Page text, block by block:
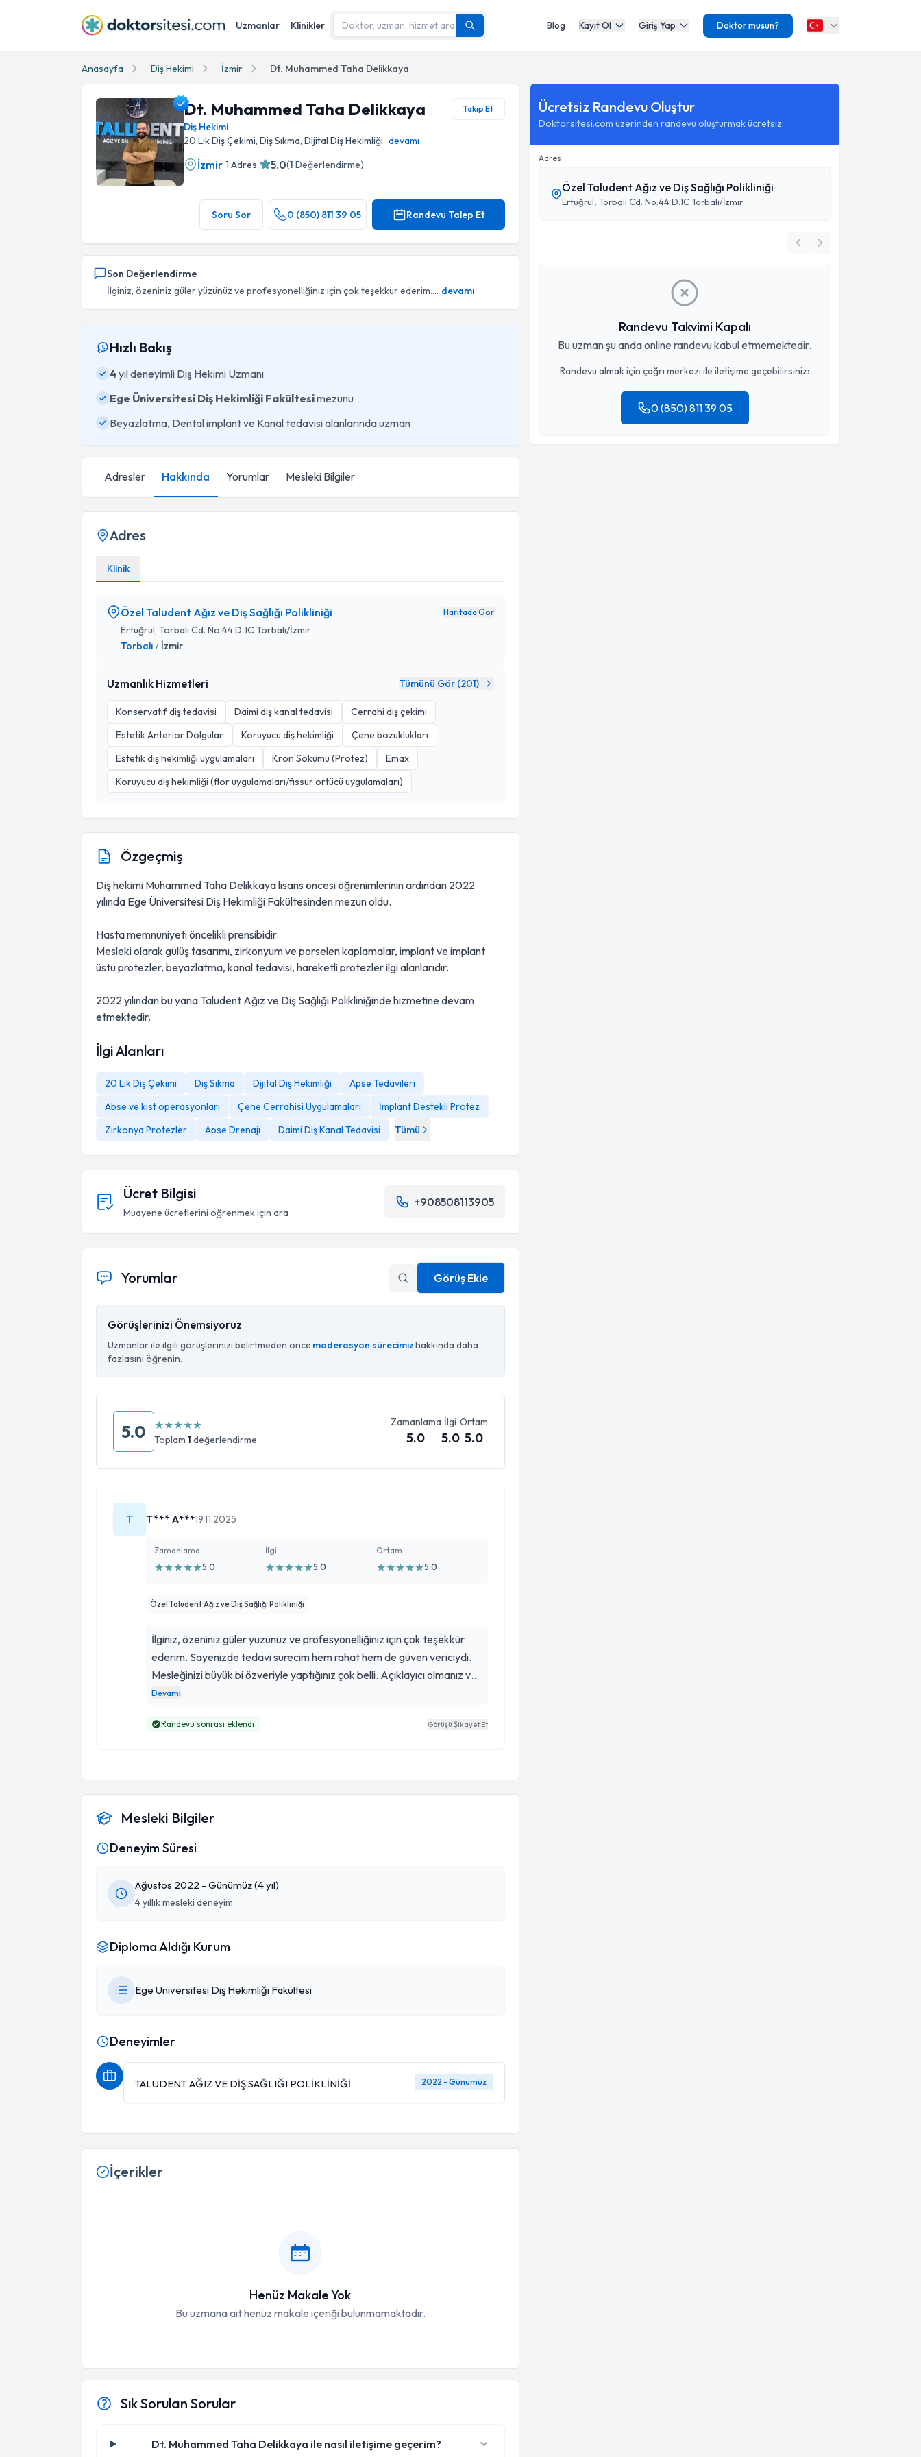
Uzmanlar Klinikler Blog Kayıt Ol Giriş Yap Doktor musun?
Anasayfa Diş Hekimi İzmir Dt. Muhammed Taha Delikkaya
Dt. Muhammed Taha Delikkaya Takip Et
Diş Hekimi
20 Lik Diş Çekimi, Diş Sıkma, Dijital Diş Hekimliği devamı
İzmir 1 Adres 5.0(1 Değerlendirme)
Soru Sor 0 (850) 811 39 05 Randevu Talep Et
Son Değerlendirme
İlginiz, özeniniz güler yüzünüz ve profesyonelliğiniz için çok teşekkür ederim.... devamı
Hızlı Bakış
4yıl deneyimli Diş Hekimi Uzmanı
Ege Üniversitesi Diş Hekimliği Fakültesimezunu
Beyazlatma, Dental implant ve Kanal tedavisi alanlarında uzman
Adresler Hakkında Yorumlar Mesleki Bilgiler
Adres
Klinik
Özel Taludent Ağız ve Diş Sağlığı Polikliniği Haritada Gör
Ertuğrul, Torbalı Cd. No:44 D:1C Torbalı/İzmir
Torbalı / İzmir
Uzmanlık Hizmetleri Tümünü Gör (201)
Konservatif diş tedavisi Daimi diş kanal tedavisi
Cerrahi diş çekimi
Estetik Anterior Dolgular
Koruyucu diş hekimliği
Çene bozuklukları
Estetik diş hekimliği uygulamaları
Kron Sökümü (Protez)
Emax
Koruyucu diş hekimliği (flor uygulamaları/fissür örtücü uygulamaları)
Özgeçmiş
Diş hekimi Muhammed Taha Delikkaya lisans öncesi öğrenimlerinin ardından 2022
yılında Ege Üniversitesi Diş Hekimliği Fakültesinden mezun oldu.
Hasta memnuniyeti öncelikli prensibidir.
Mesleki olarak gülüş tasarımı, zirkonyum ve porselen kaplamalar, implant ve implant
üstü protezler, beyazlatma, kanal tedavisi, hareketli protezler ilgi alanlarıdır.
2022 yılından bu yana Taludent Ağız ve Diş Sağlığı Polikliniğinde hizmetine devam
etmektedir.
İlgi Alanları
20 Lik Diş Çekimi Diş Sıkma Dijital Diş Hekimliği
Apse Tedavileri
Abse ve kist operasyonları
Çene Cerrahisi Uygulamaları
İmplant Destekli Protez
Zirkonya Protezler
Apse Drenajı Daimi Diş Kanal Tedavisi Tümü
Ücret Bilgisi
Muayene ücretlerini öğrenmek için ara
+908508113905
Yorumlar Görüş Ekle
Görüşlerinizi Önemsiyoruz
Uzmanlar ile ilgili görüşlerinizi belirtmeden önce moderasyon sürecimizhakkında daha
fazlasını öğrenin.
5.0 ★★★★★
Toplam 1 değerlendirme
Zamanlama
5.0
İlgi
5.0
Ortam
5.0
T T*** A***19.11.2025
Zamanlama
★★★★★5.0
İlgi
★★★★★5.0
Ortam
★★★★★5.0
Özel Taludent Ağız ve Diş Sağlığı Polikliniği
İlginiz, özeniniz güler yüzünüz ve profesyonelliğiniz için çok teşekkür
ederim. Sayenizde tedavi sürecim hem rahat hem de güven vericiydi.
Mesleğinizi büyük bi özveriyle yaptığınız çok belli. Açıklayıcı olmanız ve
sabrınız için ayrıca teşekkür ederim Muhammed bey.
Devamı
Randevu sonrası eklendi Görüşü Şikayet Et
Mesleki Bilgiler
Deneyim Süresi
Ağustos 2022 - Günümüz (4 yıl)
4 yıllık mesleki deneyim
Diploma Aldığı Kurum
Ege Üniversitesi Diş Hekimliği Fakültesi
Deneyimler
TALUDENT AĞIZ VE DİŞ SAĞLIĞI POLİKLİNİĞİ 2022 - Günümüz
İçerikler
Henüz Makale Yok
Bu uzmana ait henüz makale içeriği bulunmamaktadır.
Sık Sorulan Sorular
Dt. Muhammed Taha Delikkaya ile nasıl iletişime geçerim?
Ücretsiz Randevu Oluştur
Doktorsitesi.com üzerinden randevu oluşturmak ücretsiz.
Adres
Özel Taludent Ağız ve Diş Sağlığı Polikliniği
Ertuğrul, Torbalı Cd. No:44 D:1C Torbalı/İzmir
Randevu Takvimi Kapalı
Bu uzman şu anda online randevu kabul etmemektedir.
Randevu almak için çağrı merkezi ile iletişime geçebilirsiniz:
0 (850) 811 39 05